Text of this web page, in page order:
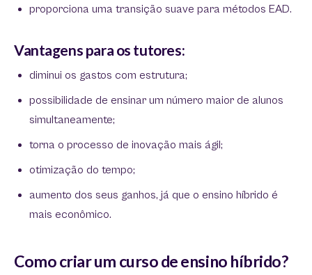
proporciona uma transição suave para métodos EAD.
Vantagens para os tutores:
diminui os gastos com estrutura;
possibilidade de ensinar um número maior de alunos
simultaneamente;
torna o processo de inovação mais ágil;
otimização do tempo;
aumento dos seus ganhos, já que o ensino híbrido é
mais econômico.
Como criar um curso de ensino híbrido?